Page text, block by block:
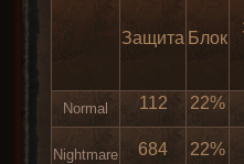
Защита Блок
Normal 112 22%
Nightmare 684 22%